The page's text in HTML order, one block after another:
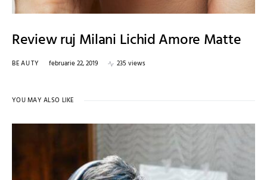
Review ruj Milani Lichid Amore Matte
BEAUTY februarie 22, 2019 235 views
YOU MAY ALSO LIKE